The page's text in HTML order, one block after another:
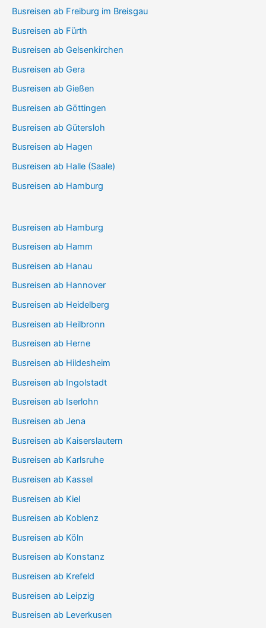
Busreisen ab Freiburg im Breisgau
Busreisen ab Fürth
Busreisen ab Gelsenkirchen
Busreisen ab Gera
Busreisen ab Gießen
Busreisen ab Göttingen
Busreisen ab Gütersloh
Busreisen ab Hagen
Busreisen ab Halle (Saale)
Busreisen ab Hamburg
Busreisen ab Hamburg
Busreisen ab Hamm
Busreisen ab Hanau
Busreisen ab Hannover
Busreisen ab Heidelberg
Busreisen ab Heilbronn
Busreisen ab Herne
Busreisen ab Hildesheim
Busreisen ab Ingolstadt
Busreisen ab Iserlohn
Busreisen ab Jena
Busreisen ab Kaiserslautern
Busreisen ab Karlsruhe
Busreisen ab Kassel
Busreisen ab Kiel
Busreisen ab Koblenz
Busreisen ab Köln
Busreisen ab Konstanz
Busreisen ab Krefeld
Busreisen ab Leipzig
Busreisen ab Leverkusen